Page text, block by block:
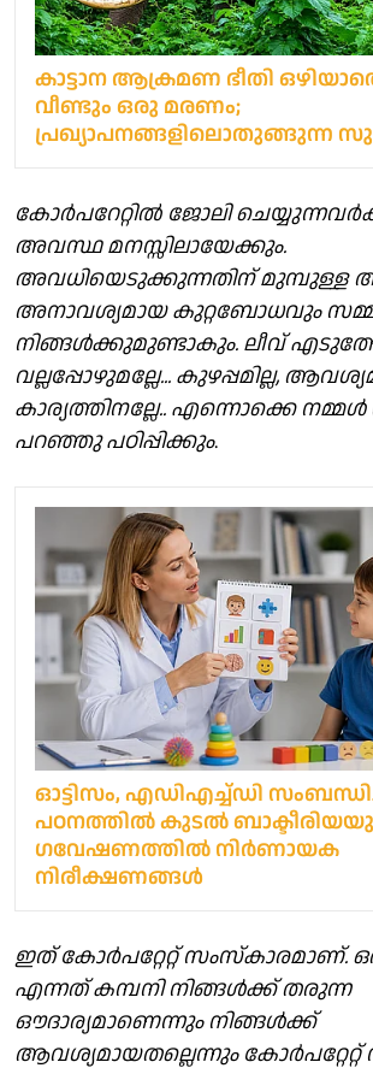
കാട്ടാന ആക്രമണ ഭീതി ഒഴിയാതെ
വീണ്ടും ഒരു മരണം;
പ്രഖ്യാപനങ്ങളിലൊതുങ്ങുന്ന
കോർപറേറ്റിൽ ജോലി
അവസ്ഥ മനസ്സിലായേക്കും.
അവധിയെടുക്കുന്നതിന് മുമ്പുള്ള
അനാവശ്യമായ കുറ്റബോധവും
നിങ്ങൾക്കുമുണ്ടാകും. ലീവ്
വല്ലപ്പോഴുമല്ലേ... കുഴപ്പമില്ല,
കാര്യത്തിനല്ലേ.. എന്നൊക്കെ
പറഞ്ഞു പഠിപ്പിക്കും.
ഓട്ടിസം, എഡിഎച്ച്ഡി
പഠനത്തിൽ കുടൽ
ഗവേഷണത്തിൽ നിർണായക
നിരീക്ഷണങ്ങൾ
ഇത് കോർപറ്റേറ്റ് സംസ്കാരമാണ്.
എന്നത് കമ്പനി നിങ്ങൾക്ക് തരുന്ന
ഔദാര്യമാണെന്നും നിങ്ങൾക്ക്
ആവശ്യമായതല്ലെന്നും കോർപറ്റേറ്റ്